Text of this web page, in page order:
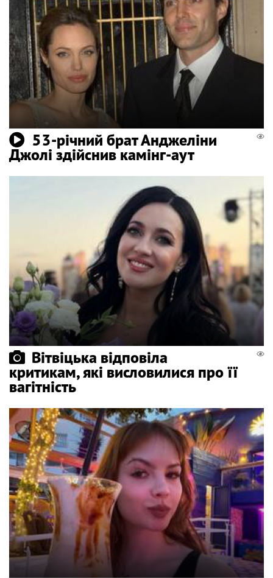
53-річний брат Анджеліни
Джолі здійснив камінг-аут
Вітвіцька відповіла
критикам, які висловилися про її
вагітність